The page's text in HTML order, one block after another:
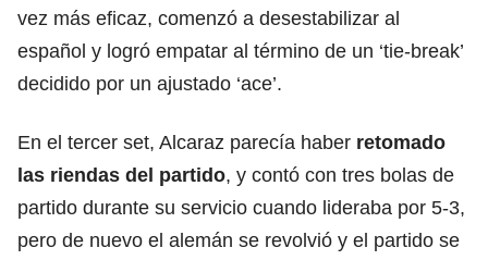
vez más eficaz, comenzó a desestabilizar al
español y logró empatar al término de un ‘tie-break’
decidido por un ajustado ‘ace’.
En el tercer set, Alcaraz parecía haber retomado
las riendas del partido, y contó con tres bolas de
partido durante su servicio cuando lideraba por 5-3,
pero de nuevo el alemán se revolvió y el partido se